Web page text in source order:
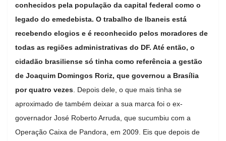
conhecidos pela população da capital federal como o
legado do emedebista. O trabalho de Ibaneis está
recebendo elogios e é reconhecido pelos moradores de
todas as regiões administrativas do DF. Até então, o
cidadão brasiliense só tinha como referência a gestão
de Joaquim Domingos Roriz, que governou a Brasília
por quatro vezes . Depois dele, o que mais tinha se
aproximado de também deixar a sua marca foi o ex-
governador José Roberto Arruda, que sucumbiu com a
Operação Caixa de Pandora, em 2009. Eis que depois de